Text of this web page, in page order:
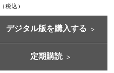
税込）
デジタル版を購入する
定期購読